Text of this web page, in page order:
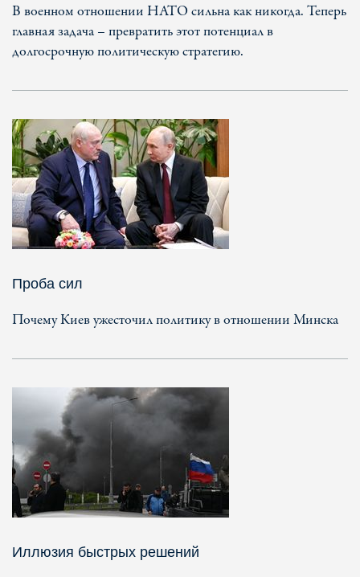
В военном отношении НАТО сильна как никогда. Теперь
главная задача – превратить этот потенциал в
долгосрочную политическую стратегию.
Проба сил
Почему Киев ужесточил политику в отношении Минска
Иллюзия быстрых решений